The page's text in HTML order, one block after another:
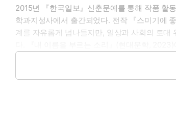
2015년 『한국일보』신춘문예를 통해 작품 활
학과지성사에서 출간되었다. 전작 『스미기에
계를 자유롭게 넘나들지만, 일상과 사회의 토대
하게 출렁인다. 네번째 시집인 『보조 영혼』
름, 날개, 박쥐, 요정, 바늘, 가죽, 비, 노을이 우